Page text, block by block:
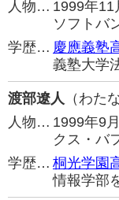
人物… 1999年11
ソフトバ
学歴… 慶應義塾
義塾大学
渡部遼人 （わた
人物… 1999年9
クス・バ
学歴… 桐光学園
情報学部